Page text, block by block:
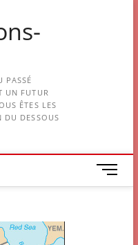
PASSÉ
UN FUTUR
ÊTES LES
DU DESSOUS
M
e